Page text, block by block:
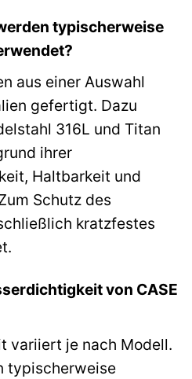
typischerweise
aus einer Auswahl
gefertigt. Dazu
316L und Titan
ihrer
Haltbarkeit und
Schutz des
kratzfestes
von CASE
variiert je nach Modell.
typischerweise